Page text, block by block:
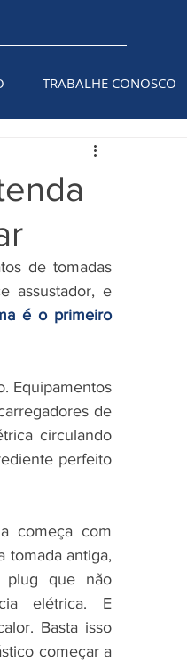
TRABALHE CONOSCO
de tomadas
assustador, e
é o primeiro
Equipamentos
de
circulando
perfeito
começa com
tomada antiga,
plug que não
elétrica. E
Basta isso
começar a